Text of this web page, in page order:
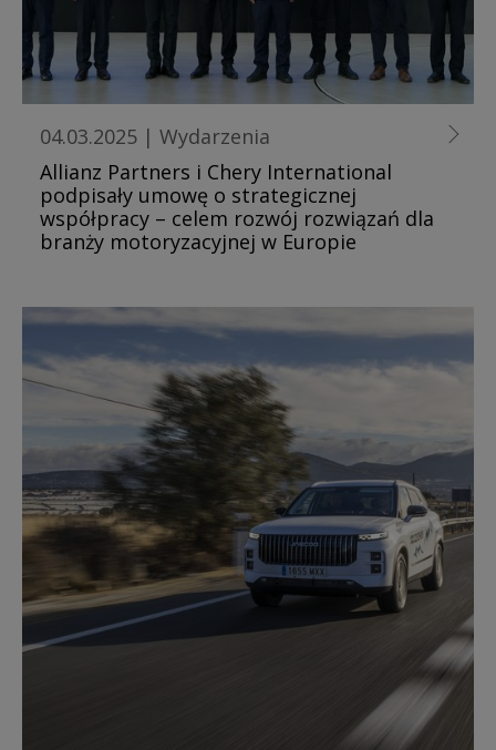
04.03.2025 | Wydarzenia
Allianz Partners i Chery International
podpisały umowę o strategicznej
współpracy – celem rozwój rozwiązań dla
branży motoryzacyjnej w Europie